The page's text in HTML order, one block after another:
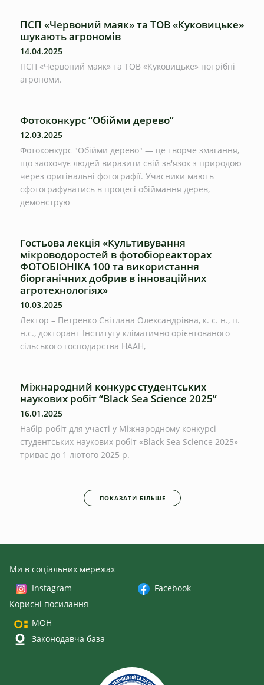
ПСП «Червоний маяк» та ТОВ «Куковицьке»
шукають агрономів
14.04.2025
ПСП «Червоний маяк» та ТОВ «Куковицьке» потрібні
агрономи.
Фотоконкурс “Обійми дерево”
12.03.2025
Фотоконкурс "Обійми дерево" — це творче змагання,
що заохочує людей виразити свій зв'язок з природою
через оригінальні фотографії. Учасники мають
сфотографуватись в процесі обіймання дерев,
демонструю
Гостьова лекція «Культивування
мікроводоростей в фотобіореакторах
ФОТОБІОНІКА 100 та використання
біорганічних добрив в інноваційних
агротехнологіях»
10.03.2025
Лектор – Петренко Світлана Олександрівна, к. с. н., п.
н.с., докторант Інституту кліматично орієнтованого
сільського господарства НААН,
Міжнародний конкурс студентських
наукових робіт “Black Sea Science 2025”
16.01.2025
Набір робіт для участі у Міжнародному конкурсі
студентських наукових робіт «Black Sea Science 2025»
триває до 1 лютого 2025 р.
ПОКАЗАТИ БІЛЬШЕ
Ми в соціальних мережах
Instagram
Facebook
Корисні посилання
МОН
Законодавча база